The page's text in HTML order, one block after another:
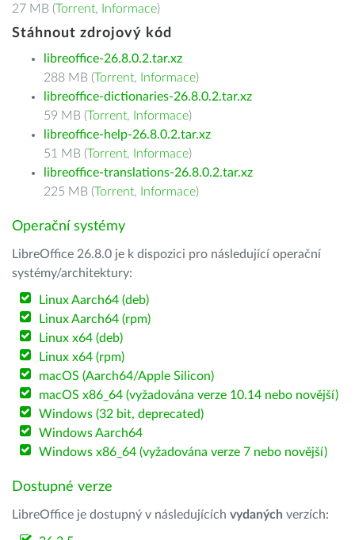
27 MB (Torrent, Informace)
Stáhnout zdrojový kód
libreoffice-26.8.0.2.tar.xz
288 MB (Torrent, Informace)
libreoffice-dictionaries-26.8.0.2.tar.xz
59 MB (Torrent, Informace)
libreoffice-help-26.8.0.2.tar.xz
51 MB (Torrent, Informace)
libreoffice-translations-26.8.0.2.tar.xz
225 MB (Torrent, Informace)
Operační systémy
LibreOffice 26.8.0 je k dispozici pro následující operační
systémy/architektury:
Linux Aarch64 (deb)
Linux Aarch64 (rpm)
Linux x64 (deb)
Linux x64 (rpm)
macOS (Aarch64/Apple Silicon)
macOS x86_64 (vyžadována verze 10.14 nebo novější)
Windows (32 bit, deprecated)
Windows Aarch64
Windows x86_64 (vyžadována verze 7 nebo novější)
Dostupné verze
LibreOffice je dostupný v následujících vydaných verzích: